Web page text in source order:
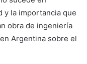
y la importancia que
obra de ingeniería
Argentina sobre el